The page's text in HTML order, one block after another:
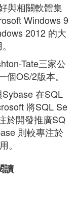
與相關軟體集
Windows 9
2012 的大
Tate三家公
OS/2版本。
在SQL
將SQL Se
於開發推廣SQ
則較專注於
。
讀